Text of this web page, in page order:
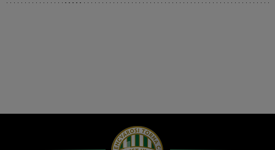
Hírek